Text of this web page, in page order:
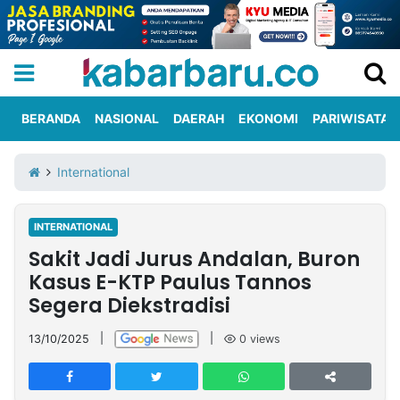
Iklan
Berita
Kami
Nasional
International
Olahraga
Entertainment
Daerah
Pariwisata
Kuliner
Kolom
Network
PT
TREETAN
BERANDA NASIONAL DAERAH EKONOMI PARIWISATA
International
INTERNATIONAL
Sakit Jadi Jurus Andalan, Buron
Kasus E-KTP Paulus Tannos
Segera Diekstradisi
13/10/2025 0 views